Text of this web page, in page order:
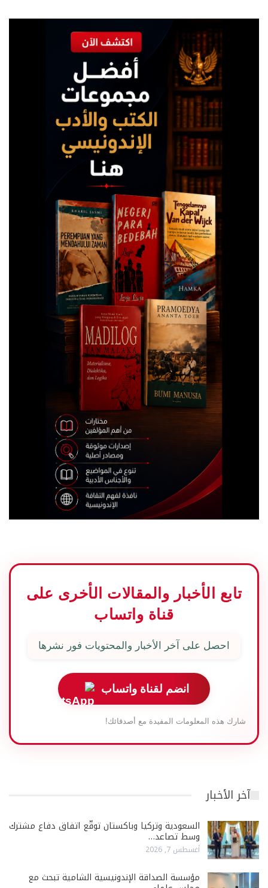
تابع الأخبار والمقالات الأخرى على
قناة واتساب
احصل على آخر الأخبار والمحتويات فور نشرها
انضم لقناة واتساب
شارك هذه المعلومات المفيدة مع أصدقائك!
آخر الأخبار
السعودية وتركيا وباكستان توقّع اتفاق دفاع مشترك
وسط تصاعد…
أغسطس 7, 2026
مؤسسة الصداقة الإندونيسية الشامية تبحث مع